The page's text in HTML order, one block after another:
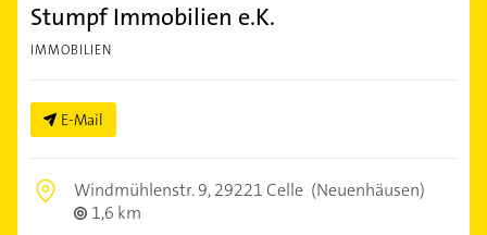
Stumpf Immobilien e.K.
IMMOBILIEN
E-Mail
Windmühlenstr. 9,29221 Celle (Neuenhäusen)
1,6 km